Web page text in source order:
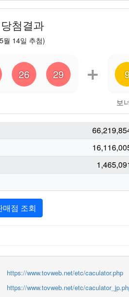
당첨결과
월 14일 추첨)
26 29
보
매점 조회
https://www.tovweb.net/etc/caculator.php
https://www.tovweb.net/etc/